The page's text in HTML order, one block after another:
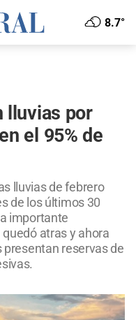
8.7°
lluvias por
el 95% de
lluvias de febrero
de los últimos 30
importante
atras y ahora
presentan reservas de